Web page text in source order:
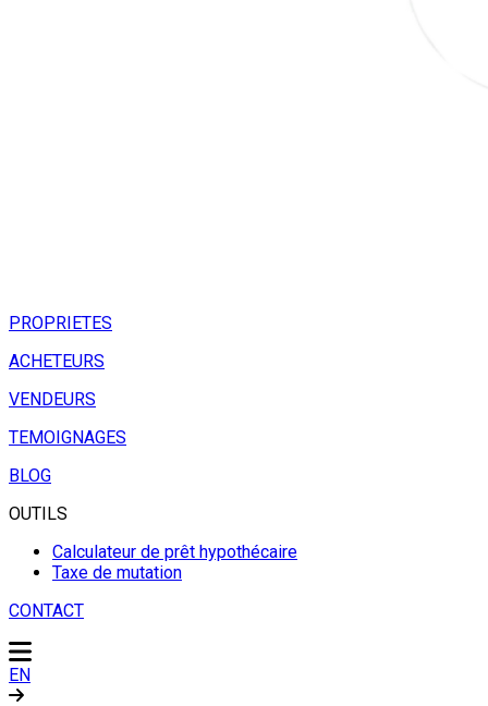
PROPRIETES
ACHETEURS
VENDEURS
TEMOIGNAGES
BLOG
OUTILS
Calculateur de prêt hypothécaire
Taxe de mutation
CONTACT
EN